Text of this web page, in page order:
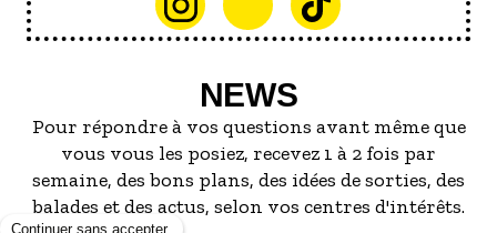
NEWS
Pour répondre à vos questions avant même que
vous vous les posiez, recevez 1 à 2 fois par
semaine, des bons plans, des idées de sorties, des
balades et des actus, selon vos centres d'intérêts.